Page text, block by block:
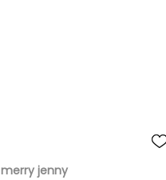
merry jenny